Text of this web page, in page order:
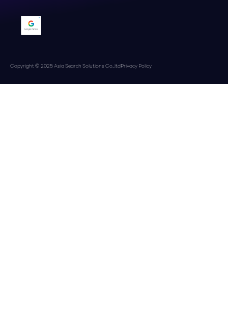
Copyright © 2025 Asia Search Solutions Co.,ltdPrivacy Policy